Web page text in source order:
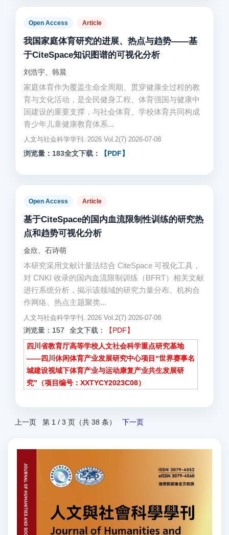
Open Access Article
我国家庭体育研究的进展、热点与趋势——基
于CiteSpace知识图谱的可视化分析
刘浩宇、韩晨
家庭体育作为覆盖生命全周期、贯穿健康全过程的教
育与文化活动，是全民健身工程、体育强国与健康中
国建设的重要支撑，与社会体育、学校体育共同构成
青少年儿童健康教育体系...
人文与社会科学学刊. 2026 Vol.2(7) 2026-07-08
浏览量：183全文下载： 【PDF】
Open Access Article
基于CiteSpace的国内血流限制性训练的研究热
点和趋势可视化分析
金欣、石诗萌
本研究采用文献计量法结合 CiteSpace 可视化工具，
对 CNKI 收录的国内血流限制训练（BFRT）相关文献
进行系统分析，揭示该领域的研究力量分布、机构合
作网络、热点主题聚类...
人文与社会科学学刊. 2026 Vol.2(7) 2026-07-08
浏览量：157 全文下载：
【PDF】
四川省教育厅高等学校人文社会科学重点研究基地
——四川休闲体育产业发展研究中心项目“世界赛事名
城建设视域下体育产业与运动康复产业共生发展研
究”（项目编号：XXTYCY2023C08）
上一页 第 1 / 3 页（共 38 条） 下一页